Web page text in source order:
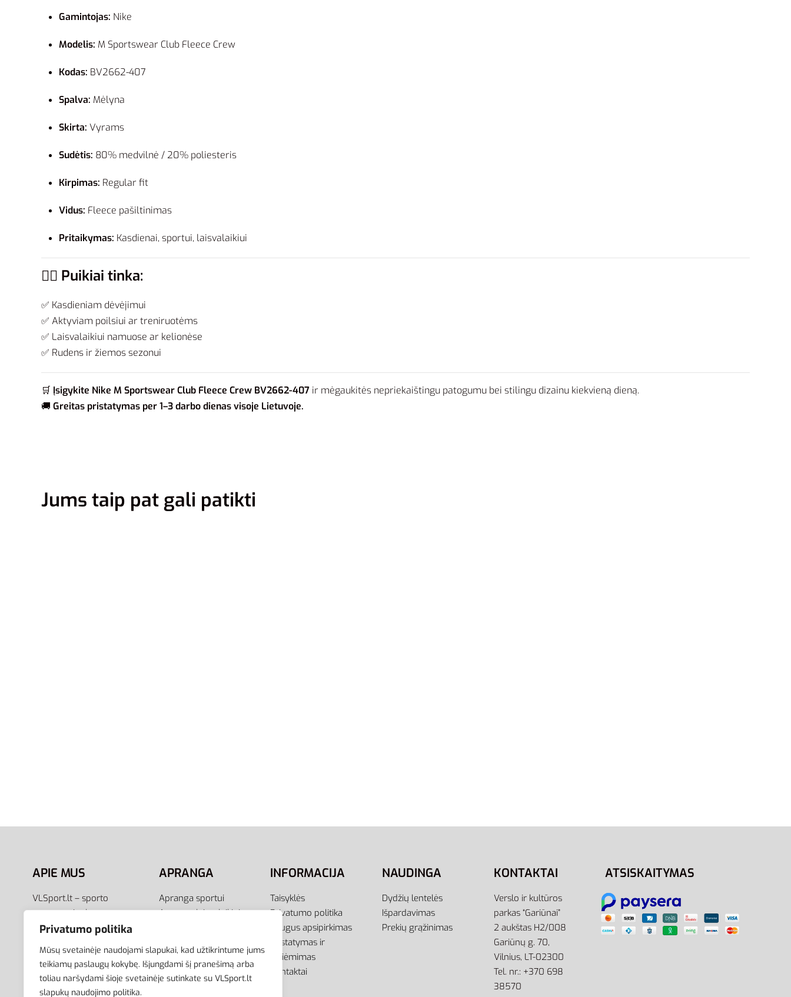
Privatumo politika
Mūsų svetainėje naudojami slapukai, kad užtikrintume jums
teikiamų paslaugų kokybę. Išjungdami šį pranešimą arba
toliau naršydami šioje svetainėje sutinkate su VLSport.lt
slapukų naudojimo politika.
Gamintojas: Nike
Modelis: M Sportswear Club Fleece Crew
Kodas: BV2662-407
Spalva: Mėlyna
Skirta: Vyrams
Sudėtis: 80% medvilnė / 20% poliesteris
Kirpimas: Regular fit
Vidus: Fleece pašiltinimas
Pritaikymas: Kasdienai, sportui, laisvalaikiui
🧍‍♂️ Puikiai tinka:
✅ Kasdieniam dėvėjimui
✅ Aktyviam poilsiui ar treniruotėms
✅ Laisvalaikiui namuose ar kelionėse
✅ Rudens ir žiemos sezonui
🛒 Įsigykite Nike M Sportswear Club Fleece Crew BV2662-407 ir mėgaukitės nepriekaištingu patogumu bei stilingu dizainu kiekvieną dieną.
🚚 Greitas pristatymas per 1–3 darbo dienas visoje Lietuvoje.
Jums taip pat gali patikti
Pasirinkti savybes
APIE MUS
VLSport.lt – sporto
aprangos ir aksesuarų
el.parduotuvė aktyviam
aprangą visai šeimai –
vyrams, moterims bei
vaikams.
APRANGA
Apranga sportui
Apranga laisvalaikiui
Krepšiai
INFORMACIJA
Taisyklės
Privatumo politika
Saugus apsipirkimas
Pristatymas ir
atsiėmimas
Kontaktai
NAUDINGA
Dydžių lentelės
Išpardavimas
Prekių grąžinimas
KONTAKTAI
Verslo ir kultūros
parkas “Gariūnai”
2 aukštas H2/008
Gariūnų g. 70,
Vilnius, LT-02300
Tel. nr.: +370 698
38570
ATSISKAITYMAS